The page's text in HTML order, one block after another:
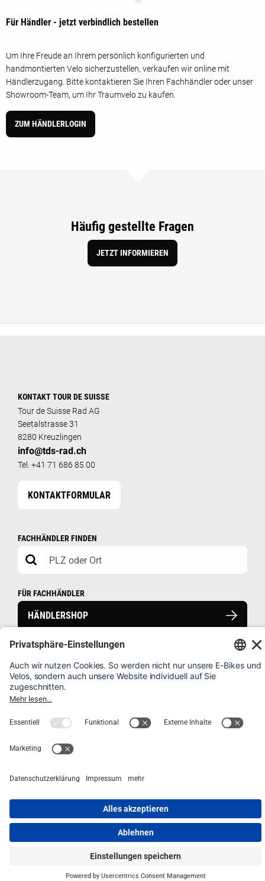
BROADWAY 25 km/h
Für Händler - jetzt verbindlich bestellen
Um Ihre Freude an Ihrem persönlich konfigurierten und
handmontierten Velo sicherzustellen, verkaufen wir online mit
Händlerzugang. Bitte kontaktieren Sie Ihren Fachhändler oder unser
Showroom-Team, um Ihr Traumvelo zu kaufen.
ZUM HÄNDLERLOGIN
Häufig gestellte Fragen
JETZT INFORMIEREN
KONTAKT TOUR DE SUISSE
Tour de Suisse Rad AG
Seetalstrasse 31
8280 Kreuzlingen
info@tds-rad.ch
Tel. +41 71 686 85 00
KONTAKTFORMULAR
FACHHÄNDLER FINDEN
FÜR FACHHÄNDLER
HÄNDLERSHOP
HÄUFIG GESTELLTE FRAGEN
IMPRESSUM